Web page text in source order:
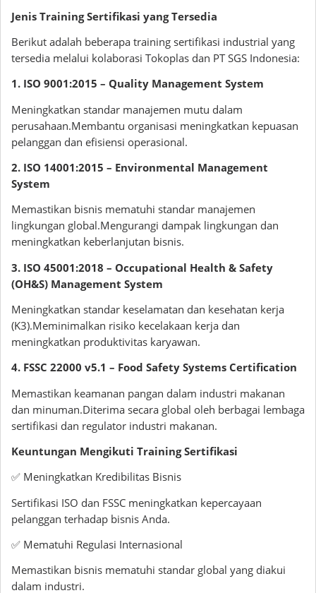
Jenis Training Sertifikasi yang Tersedia
Berikut adalah beberapa training sertifikasi industrial yang
tersedia melalui kolaborasi Tokoplas dan PT SGS Indonesia:
1. ISO 9001:2015 – Quality Management System
Meningkatkan standar manajemen mutu dalam
perusahaan.Membantu organisasi meningkatkan kepuasan
pelanggan dan efisiensi operasional.
2. ISO 14001:2015 – Environmental Management
System
Memastikan bisnis mematuhi standar manajemen
lingkungan global.Mengurangi dampak lingkungan dan
meningkatkan keberlanjutan bisnis.
3. ISO 45001:2018 – Occupational Health & Safety
(OH&S) Management System
Meningkatkan standar keselamatan dan kesehatan kerja
(K3).Meminimalkan risiko kecelakaan kerja dan
meningkatkan produktivitas karyawan.
4. FSSC 22000 v5.1 – Food Safety Systems Certification
Memastikan keamanan pangan dalam industri makanan
dan minuman.Diterima secara global oleh berbagai lembaga
sertifikasi dan regulator industri makanan.
Keuntungan Mengikuti Training Sertifikasi
✅ Meningkatkan Kredibilitas Bisnis
Sertifikasi ISO dan FSSC meningkatkan kepercayaan
pelanggan terhadap bisnis Anda.
✅ Mematuhi Regulasi Internasional
Memastikan bisnis mematuhi standar global yang diakui
dalam industri.